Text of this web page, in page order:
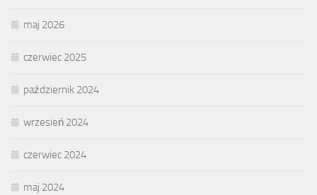
maj 2026
czerwiec 2025
październik 2024
wrzesień 2024
czerwiec 2024
maj 2024